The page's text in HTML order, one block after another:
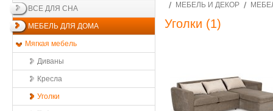
ВСЕ ДЛЯ СНА
МЕБЕЛЬ ДЛЯ ДОМА
Мягкая мебель
Диваны
Кресла
Уголки
МЕБЕЛЬ И ДЕКОР
Уголки (1)